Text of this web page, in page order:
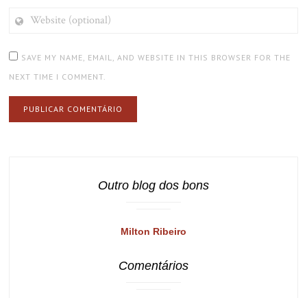
(OPTIONAL)
SAVE MY NAME, EMAIL, AND WEBSITE IN THIS BROWSER FOR THE
NEXT TIME I COMMENT.
Outro blog dos bons
Milton Ribeiro
Comentários